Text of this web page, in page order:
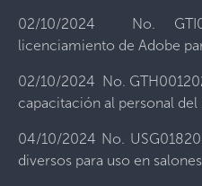
02/10/2024 No.
licenciamiento de Adobe
02/10/2024 No.
capacitación al personal del
04/10/2024 No.
diversos para uso en